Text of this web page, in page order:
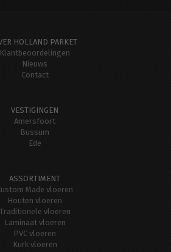
HOLLAND PARKET
Klantbeoordelingen
Nieuws
Contact
VESTIGINGEN
Amersfoort
Bussum
Ede
ASSORTIMENT
Made vloeren
Houten vloeren
Traditionele vloeren
Laminaat vloeren
PVC vloeren
Kurk vloeren